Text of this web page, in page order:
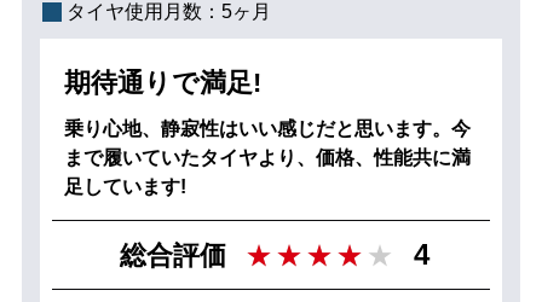
タイヤ使用月数： 5ヶ月
期待通りで満足!
乗り心地、静寂性はいい感じだと思います。今
まで履いていたタイヤより、価格、性能共に満
足しています!
総合評価 4